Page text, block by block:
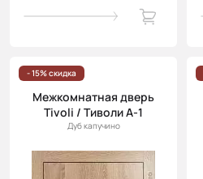
- 15% скидка
Межкомнатная дверь
Tivoli / Тиволи А-1
Дуб капучино